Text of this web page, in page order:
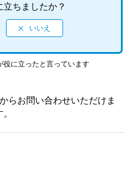
ちましたか？
に立ったと言っています
からお問い合わせいただけま